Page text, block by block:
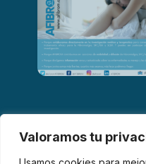
Valoramos tu